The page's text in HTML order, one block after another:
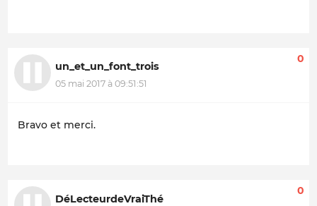
un_et_un_font_trois
05 mai 2017 à 09:51:51
0
Bravo et merci.
DéLecteurdeVraiThé
0